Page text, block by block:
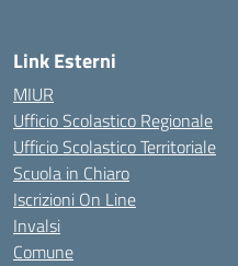
Link Esterni
MIUR
Ufficio Scolastico Regionale
Ufficio Scolastico Territoriale
Scuola in Chiaro
Iscrizioni On Line
Invalsi
Comune